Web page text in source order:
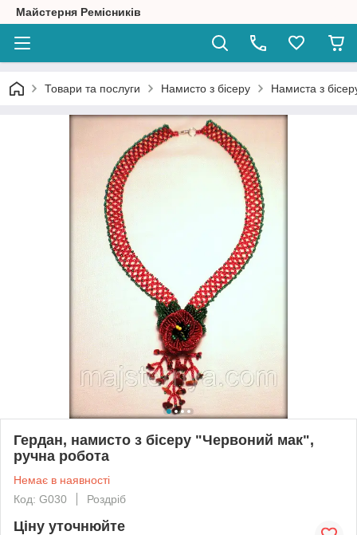
Майстерня Ремісників
Товари та послуги Намисто з бісеру Намиста з
Гердан, намисто з бісеру "Червоний мак",
ручна робота
Немає в наявності
Код: G030
Роздріб
Ціну уточнюйте